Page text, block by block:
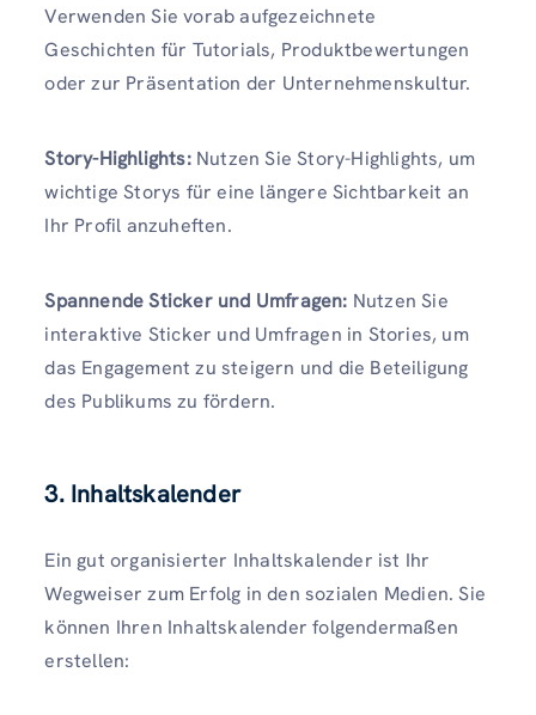
Verwenden Sie vorab aufgezeichnete
Geschichten für Tutorials, Produktbewertungen
oder zur Präsentation der Unternehmenskultur.
Story-Highlights: Nutzen Sie Story-Highlights, um
wichtige Storys für eine längere Sichtbarkeit an
Ihr Profil anzuheften.
Spannende Sticker und Umfragen: Nutzen Sie
interaktive Sticker und Umfragen in Stories, um
das Engagement zu steigern und die Beteiligung
des Publikums zu fördern.
3. Inhaltskalender
Ein gut organisierter Inhaltskalender ist Ihr
Wegweiser zum Erfolg in den sozialen Medien. Sie
können Ihren Inhaltskalender folgendermaßen
erstellen: